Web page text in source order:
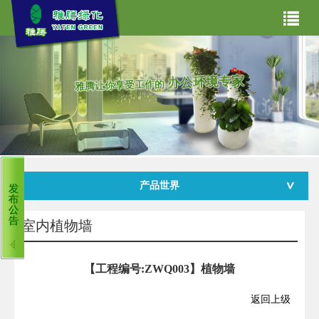
关于我们
主营业务
雅腾资讯
雅腾让你享受工作的办公环境专家
产品世界
室内植物墙
【工程编号:ZWQ003】植物墙
返回上级
租赁常见问题